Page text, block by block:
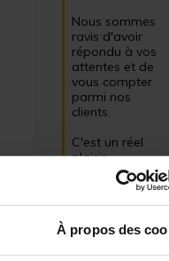
À propos des
Nous sommes
ravis d'avoir
répondu à vos
attentes et de
vous compter
parmi nos
clients.
C'est un réel
plaisir.
L’équipe Pacific
Pêche